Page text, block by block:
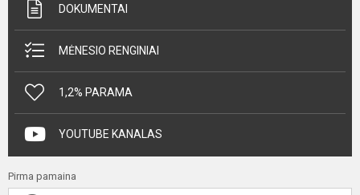
DOKUMENTAI
MĖNESIO RENGINIAI
1,2% PARAMA
YOUTUBE KANALAS
Pirma pamaina